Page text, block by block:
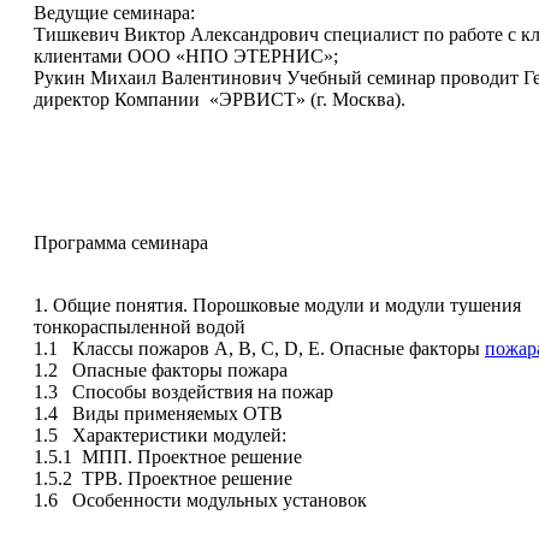
Ведущие семинара:
Тишкевич Виктор Александрович специалист по работе с
клиентами ООО «НПО ЭТЕРНИС»;
Рукин Михаил Валентинович Учебный семинар проводит
директор Компании «ЭРВИСТ» (г. Москва).
Программа семинара
1. Общие понятия. Порошковые модули и модули тушения
тонкораспыленной водой
1.1 Классы пожаров А, В, С, D, E. Опасные факторы
1.2 Опасные факторы пожара
1.3 Способы воздействия на пожар
1.4 Виды применяемых ОТВ
1.5 Характеристики модулей:
1.5.1 МПП. Проектное решение
1.5.2 ТРВ. Проектное решение
1.6 Особенности модульных установок